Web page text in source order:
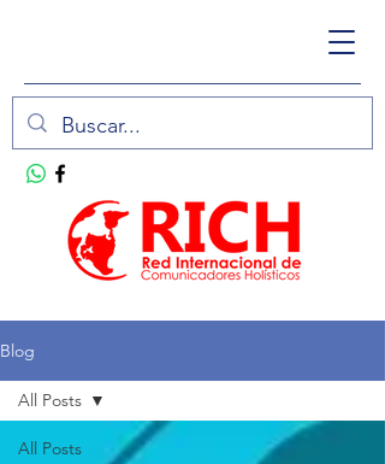
Blog
All Posts
All Posts